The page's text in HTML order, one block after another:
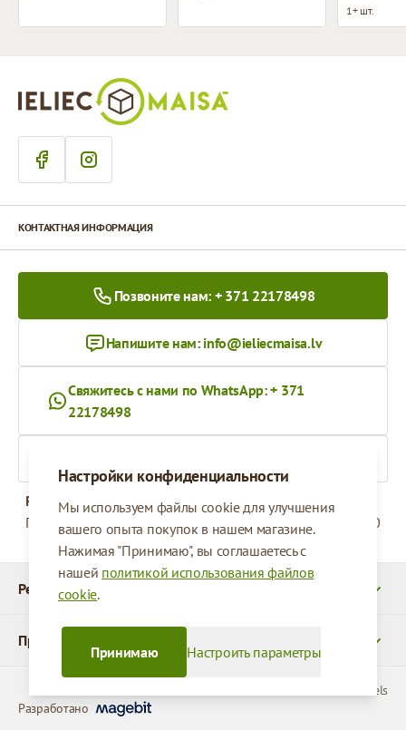
1+ шт.
Настройки конфиденциальности
Мы используем файлы cookie для улучшения
вашего опыта покупок в нашем магазине.
Нажимая "Принимаю", вы соглашаетесь с
нашей политикой использования файлов
cookie.
Настроить параметры
Принимаю
Реквизиты
Продукты
КОНТАКТНАЯ ИНФОРМАЦИЯ
Позвоните нам: + 371 22178498
Напишите нам: info@ieliecmaisa.lv
Свяжитесь с нами по WhatsApp: + 371
22178498
Рабочее время
Понедельник - Пятница
09:00 - 17:00
© 2026 SIA Parcels
Разработано